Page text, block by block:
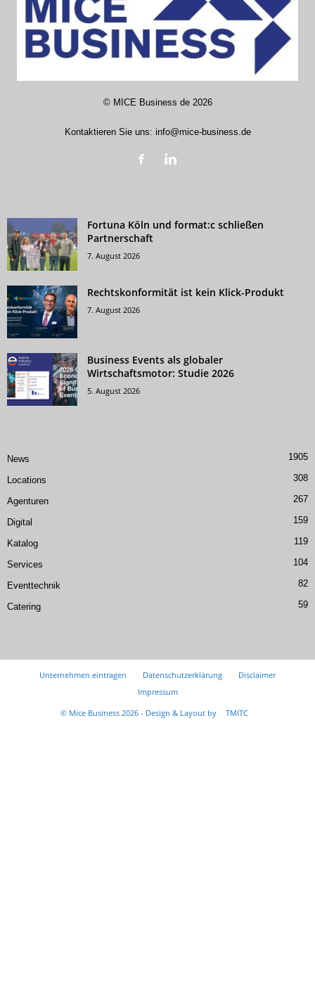
© MICE Business de2026
Kontaktieren Sie uns: info@mice-business.de
Fortuna Köln und format:c schließen
Partnerschaft
7. August 2026
Rechtskonformität ist kein Klick-Produkt
7. August 2026
Business Events als globaler
Wirtschaftsmotor: Studie 2026
5. August 2026
News 1905
Locations 308
Agenturen 267
Digital 159
Katalog 119
Services 104
Eventtechnik 82
Catering 59
Unternehmen eintragen Datenschutzerklärung
Disclaimer
Impressum
© Mice Business 2026 - Design & Layout by
TMITC